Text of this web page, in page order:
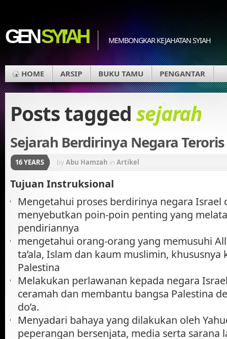
GENSYI'AH MEMBONGKAR KEJAHATAN SYIAH
HOME ARSIP BUKU TAMU PENGANTAR
Posts tagged sejarah
Sejarah Berdirinya Negara Teroris
16 YEARS byAbu Hamzah in Artikel
Tujuan Instruksional
Mengetahui proses berdirinya negara Israel
menyebutkan poin-poin penting yang
pendiriannya
mengetahui orang-orang yang memusuhi
ta’ala, Islam dan kaum muslimin,
Palestina
Melakukan perlawanan kepada negara
ceramah dan membantu bangsa Palestina
do’a.
Menyadari bahaya yang dilakukan oleh
peperangan bersenjata, media serta sarana